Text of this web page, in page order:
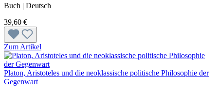
Buch | Deutsch
39,60 €
Zum Artikel
Platon, Aristoteles und die neoklassische politische Philosophie der
Gegenwart